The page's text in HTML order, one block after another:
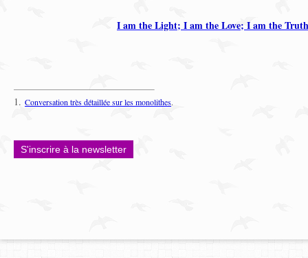
I am the Light; I am the Love; I am the
1. Conversation très détaillée sur les monolithes.
S'inscrire à la newsletter